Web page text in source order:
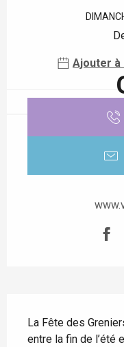
Ajouter à
La Fête des
entre la fin de l’été